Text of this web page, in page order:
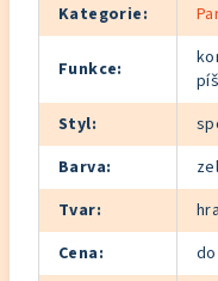
Kategorie:
Funkce:
Styl:
Barva:
Tvar:
Cena: